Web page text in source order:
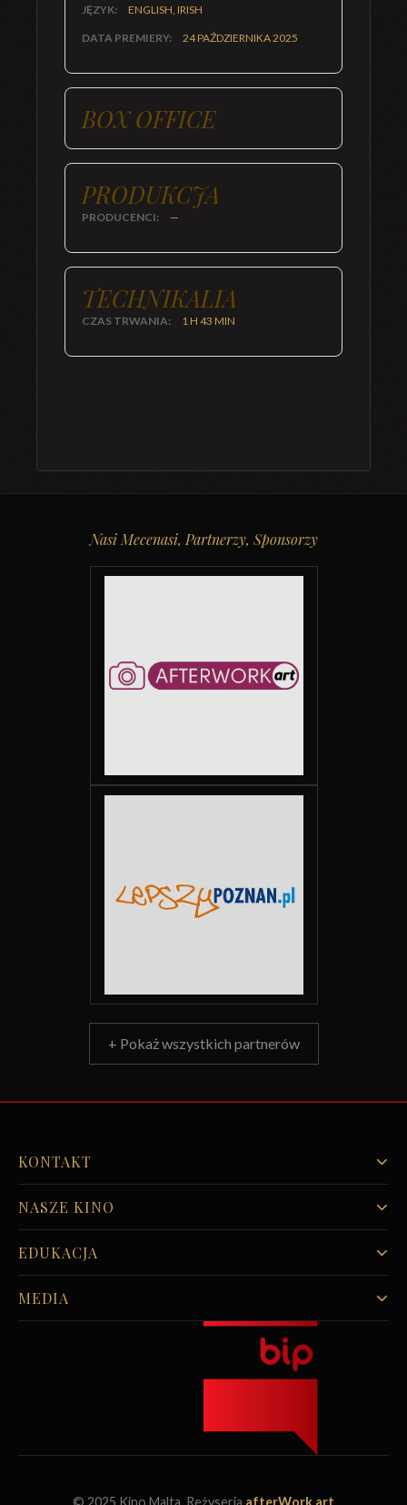
JĘZYK: ENGLISH, IRISH
DATA PREMIERY: 24 PAŹDZIERNIKA 2025
BOX OFFICE
PRODUKCJA
PRODUCENCI: —
TECHNIKALIA
CZAS TRWANIA: 1 H 43 MIN
Nasi Mecenasi, Partnerzy, Sponsorzy
+ Pokaż wszystkich partnerów
KONTAKT
NASZE KINO
EDUKACJA
MEDIA